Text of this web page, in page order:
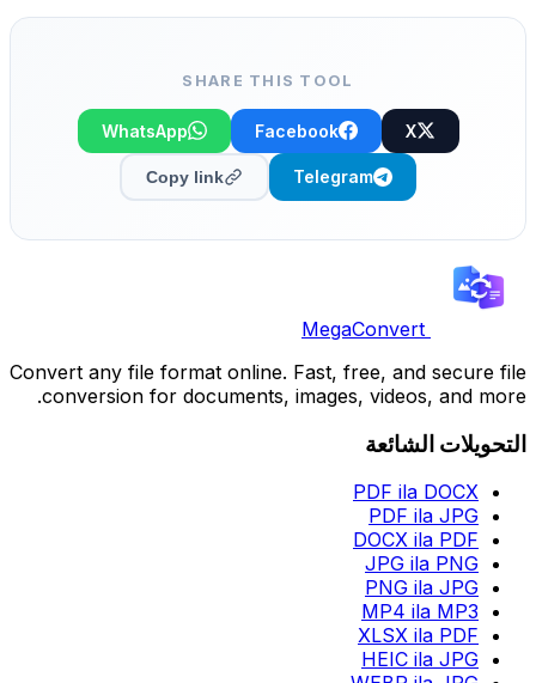
SHARE THIS TOOL
X
Facebook
WhatsApp
Telegram
Copy link
MegaConvert
Convert any file format online. Fast, free, and secure file
conversion for documents, images, videos, and more.
التحويلات الشائعة
PDF ila DOCX
PDF ila JPG
DOCX ila PDF
JPG ila PNG
PNG ila JPG
MP4 ila MP3
XLSX ila PDF
HEIC ila JPG